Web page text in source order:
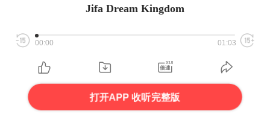
Jifa Dream Kingdom
00:00 01:03
打开APP 收听完整版